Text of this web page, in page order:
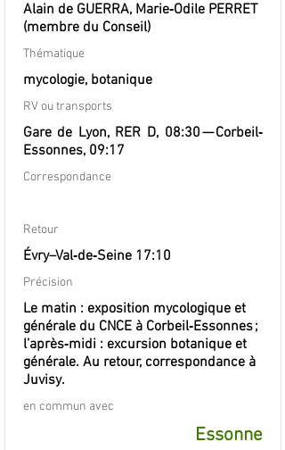
Alain de GUERRA, Marie‐Odile PERRET
(membre du Conseil)
Thématique
mycologie, botanique
RV ou transports
Gare de Lyon, RER D, 08:30 — Corbeil‐
Essonnes, 09:17
Correspondance
Retour
Évry–Val‐de‐Seine 17:10
Précision
Le matin : exposition mycologique et
générale du CNCE à Corbeil‐Essonnes ;
l’après‐midi : excursion botanique et
générale. Au retour, correspondance à
Juvisy.
en commun avec
Essonne